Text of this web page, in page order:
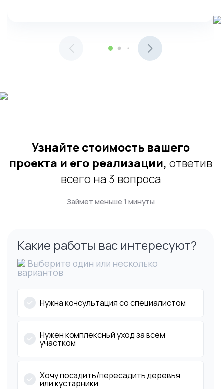
Узнайте стоимость вашего
проекта и его реализации, ответив
всего на 3 вопроса
Займет меньше 1 минуты
Какие работы вас интересуют?
Выберите один или несколько
вариантов
Нужна консультация со специалистом
Нужен комплексный уход за всем
участком
Хочу посадить/пересадить деревья
или кустарники